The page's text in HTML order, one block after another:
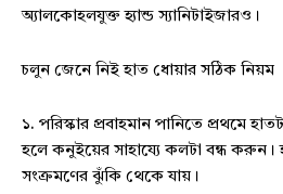
অ্যালকোহলযুক্ত হ্যান্ড স্যানিটাইজারও।
চলুন জেনে নিই হাত ধোয়ার সঠিক নিয়ম
১. পরিস্কার প্রবাহমান পানিতে প্রথমে
হলে কনুইয়ের সাহায্যে কলটা বন্ধ করুন।
সংক্রমণের ঝুঁকি থেকে যায়।